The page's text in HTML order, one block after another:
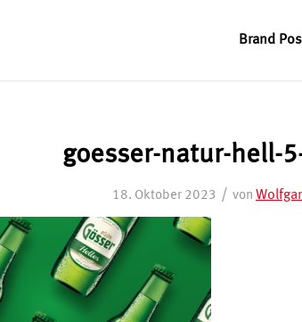
Brand
goesser-natur-hell-
18. Oktober 2023 / von